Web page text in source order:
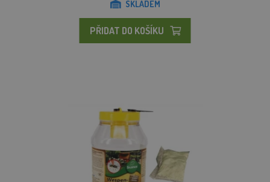
SKLADEM
PŘIDAT DO KOŠÍKU